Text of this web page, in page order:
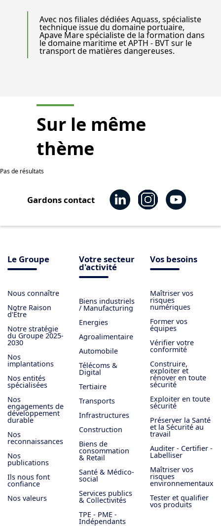
Avec nos filiales dédiées Aquass, spécialiste
technique issue du domaine portuaire,
Apave Mare spécialiste de la formation dans
le domaine maritime et APTH - BVT sur le
transport de matières dangereuses.
Sur le même
thème
Pas de résultats
Gardons contact
Le Groupe
Nous connaître
Notre Raison
d'Être
Notre stratégie
du Groupe 2025-
2030
Nos
implantations
Nos entités
spécialisées
Nos
engagements de
développement
durable
Nos
reconnaissances
Nos
publications
Ils nous font
confiance
Nos valeurs
Votre secteur
d'activité
Biens industriels
/ Manufacturing
Energies
Agroalimentaire
Automobile
Télécoms &
Digital
Tertiaire
Transports
Infrastructures
Construction
Biens de
consommation
& Retail
Santé & Médico-
social
Services publics
& Collectivités
TPE - PME -
Indépendants
Vos besoins
Maîtriser vos
risques
numériques
Former vos
équipes
Vérifier votre
conformité
Construire,
exploiter et
rénover en toute
sécurité
Exploiter en toute
sécurité
Préserver la Santé
et la Sécurité au
travail
Auditer - Certifier -
Labelliser
Maîtriser vos
risques
environnementaux
Tester et qualifier
vos produits